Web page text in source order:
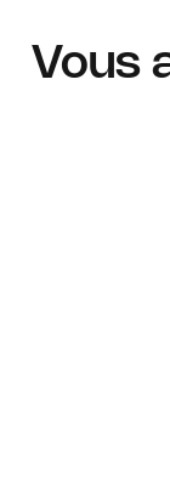
Vous